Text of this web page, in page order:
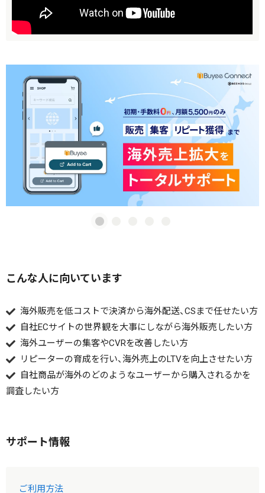
こんな人に向いています
海外販売を低コストで決済から海外配送、CSまで任せたい方
自社ECサイトの世界観を大事にしながら海外販売したい方
海外ユーザーの集客やCVRを改善したい方
リピーターの育成を行い、海外売上のLTVを向上させたい方
自社商品が海外のどのようなユーザーから購入されるかを
調査したい方
サポート情報
ご利用方法